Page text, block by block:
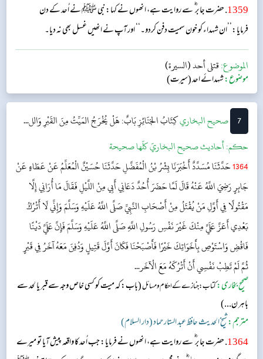
1359 . حضرت جابر ؓ سے روایت ہے، انھوں نے کہا:نبی ﷺ نے اُحد کے دن
فرمایا:’’ان شہداء کو خون سمیت دفن کردو۔‘‘ اور آپ نے انھیں غسل بھی نہ دیا۔
الموضوع:قتلى أحد (السيرة)
موضوع:شہدائے احد (سیرت)
7 ‌‌صحيح البخاريكِتَابُ الجَنَائِزِبَابٌ: هَلْ يُخْرَجُ المَيِّتُ مِنَ القَبْرِ وَالل...
حکم:أحاديث صحيح البخاريّ كلّها صحيحة
1364حَدَّثَنَا مُسَدَّدٌ أَخْبَرَنَا بِشْرُ بْنُ الْمُفَضَّلِ حَدَّثَنَا حُسَيْنٌ الْمُعَلِّمُ عَنْ عَطَاءٍ عَنْ
جَابِرٍ رَضِيَ اللَّهُ عَنْهُ قَالَ لَمَّا حَضَرَ أُحُدٌ دَعَانِي أَبِي مِنْ اللَّيْلِ فَقَالَ مَا أُرَانِي إِلَّا
مَقْتُولًا فِي أَوَّلِ مَنْ يُقْتَلُ مِنْ أَصْحَابِ النَّبِيِّ صَلَّى اللَّهُ عَلَيْهِ وَسَلَّمَ وَإِنِّي لَا أَتْرُكُ
بَعْدِي أَعَزَّ عَلَيَّ مِنْكَ غَيْرَ نَفْسِ رَسُولِ اللَّهِ صَلَّى اللَّهُ عَلَيْهِ وَسَلَّمَ فَإِنَّ عَلَيَّ دَيْنًا
فَاقْضِ وَاسْتَوْصِ بِأَخَوَاتِكَ خَيْرًا فَأَصْبَحْنَا فَكَانَ أَوَّلَ قَتِيلٍ وَدُفِنَ مَعَهُ آخَرُ فِي قَبْرٍ
ثُمَّ لَمْ تَطِبْ نَفْسِي أَنْ أَتْرُكَهُ مَعَ الْآخَر...
صحیح بخاری:کتاب: جنازے کے احکام و مسائل(باب: کہ میت کو کسی خاص وجہ سے قبر یا لحد سے
باہر ن...)
مترجم:شیخ الحدیث حافظ عبد الستار حماد (دار السلام)
1364 . حضرت جابر ؓ سے روایت ہے، انھوں نے فرمایا: جب اُحد کا واقعہ پیش آیا تو میرے